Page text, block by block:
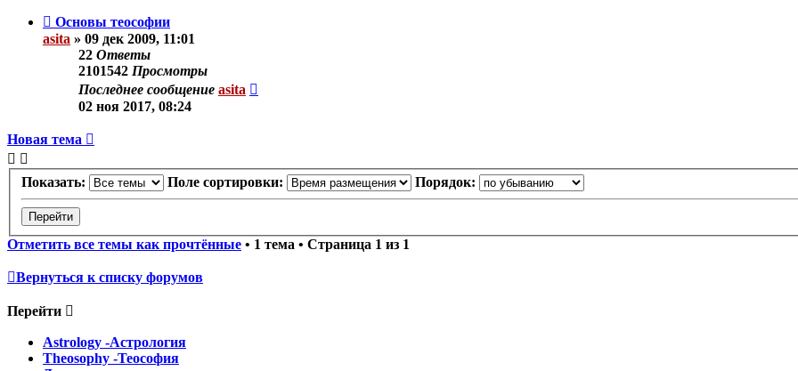
Основы теософии
asita » 09 дек 2009, 11:01
22 Ответы
2101542 Просмотры
Последнее сообщение asita
02 ноя 2017, 08:24
Новая тема
Показать: Поле сортировки: Порядок:
Отметить все темы как прочтённые • 1 тема • Страница 1 из 1
Вернуться к списку форумов
Перейти
Astrology -Астрология
Theosophy -Теософия